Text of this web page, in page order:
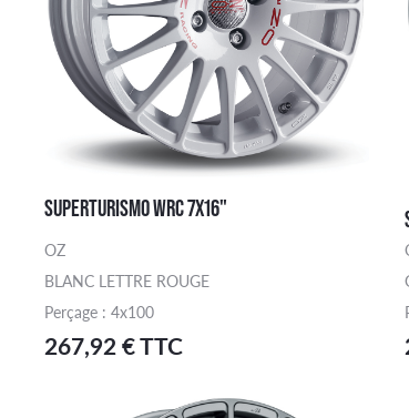
SUPERTURISMO WRC 7X16"
OZ
BLANC LETTRE ROUGE
Perçage : 4x100
267,92 € TTC